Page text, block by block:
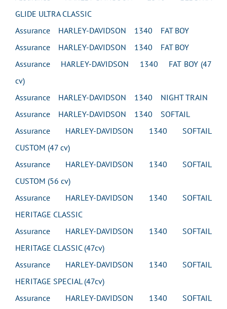
GLIDE ULTRA CLASSIC
Assurance HARLEY-DAVIDSON 1340 FAT BOY
Assurance HARLEY-DAVIDSON 1340 FAT BOY
Assurance HARLEY-DAVIDSON 1340 FAT BOY (47
cv)
Assurance HARLEY-DAVIDSON 1340 NIGHT TRAIN
Assurance HARLEY-DAVIDSON 1340 SOFTAIL
Assurance HARLEY-DAVIDSON 1340 SOFTAIL
CUSTOM (47 cv)
Assurance HARLEY-DAVIDSON 1340 SOFTAIL
CUSTOM (56 cv)
Assurance HARLEY-DAVIDSON 1340 SOFTAIL
HERITAGE CLASSIC
Assurance HARLEY-DAVIDSON 1340 SOFTAIL
HERITAGE CLASSIC (47cv)
Assurance HARLEY-DAVIDSON 1340 SOFTAIL
HERITAGE SPECIAL (47cv)
Assurance HARLEY-DAVIDSON 1340 SOFTAIL